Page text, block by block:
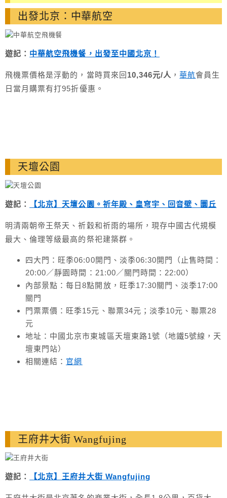
出發北京：中華航空
遊記： 中華航空飛機餐，出發至中國北京！
飛機票價格是浮動的，當時買來回 10,346元/人 ，華航會員生
日當月購票有打95折優惠。
天壇公園
遊記： 【北京】天壇公園。祈年殿、皇穹宇、回音壁、圜丘
明清兩朝帝王祭天、祈穀和祈雨的場所，現存中國古代規模
最大、倫理等級最高的祭祀建築群。
四大門：旺季06:00開門、淡季06:30開門（止售時間：
20:00／靜園時間：21:00／關門時間：22:00）
內部景點：每日8點開放，旺季17:30關門、淡季17:00
關門
門票票價：旺季15元、聯票34元；淡季10元、聯票28
元
地址：中國北京市東城區天壇東路1號（地鐵5號線，天
壇東門站）
相關連結： 官網
王府井大街 Wangfujing
遊記： 【北京】王府井大街 Wangfujing